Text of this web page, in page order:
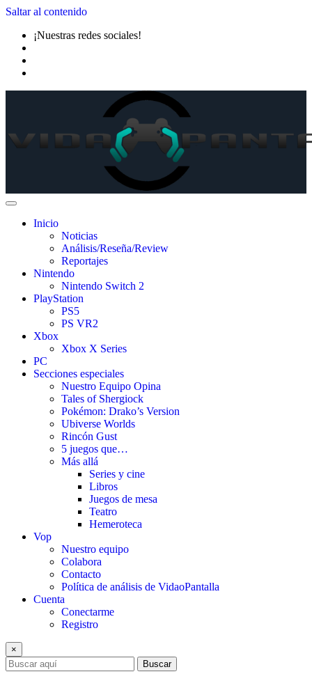
Saltar al contenido
¡Nuestras redes sociales!
Inicio
Noticias
Análisis/Reseña/Review
Reportajes
Nintendo
Nintendo Switch 2
PlayStation
PS5
PS VR2
Xbox
Xbox X Series
PC
Secciones especiales
Nuestro Equipo Opina
Tales of Shergiock
Pokémon: Drako’s Version
Ubiverse Worlds
Rincón Gust
5 juegos que…
Más allá
Series y cine
Libros
Juegos de mesa
Teatro
Hemeroteca
Vop
Nuestro equipo
Colabora
Contacto
Política de análisis de VidaoPantalla
Cuenta
Conectarme
Registro
×
Buscar